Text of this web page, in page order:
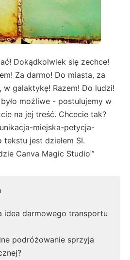
Dokądkolwiek się zechce!
Za darmo! Do miasta, za
w galaktykę! Razem! Do ludzi!
możliwe - postulujemy w
na jej treść. Chcecie tak?
miejska-petycja-
jest dziełem SI.
Canva Magic Studio™
idea darmowego transportu
podróżowanie sprzyja